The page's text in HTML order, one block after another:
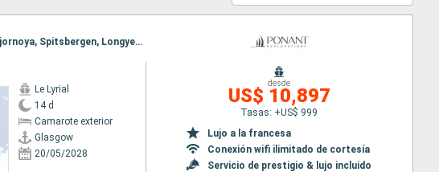
Itinerario : Glasgow, Iona, Callanish, Broch de Mousa, Reine, Svolvaer, Tromso, Bjornoya, Spitsbergen, Longyearbyen
Le Lyrial
14 d
Camarote exterior
Glasgow
20/05/2028
desde
US$ 10,897
Tasas: +US$ 999
Lujo a la francesa
Conexión wifi ilimitado de cortesía
Servicio de prestigio & lujo incluido